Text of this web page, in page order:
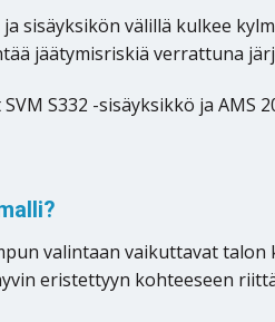
sisäyksikön välillä kulkee
jäätymisriskiä verrattuna
S332 -sisäyksikkö ja
valintaan vaikuttavat
eristettyyn kohteeseen